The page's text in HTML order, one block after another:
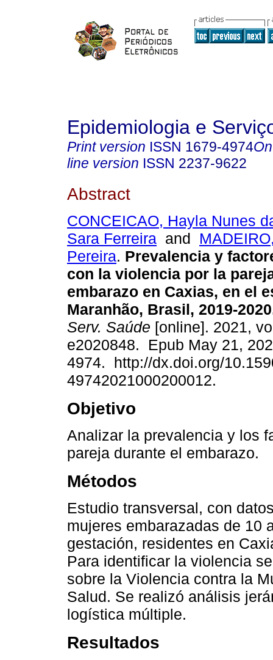
Epidemiologia e
Print version ISSN 1679-4974
line version ISSN 2237-9622
Abstract
CONCEICAO, Hayla Nunes
Sara Ferreira and
Pereira. Prevalencia y
con la violencia por la
embarazo en Caxias, en el
Maranhão, Brasil, 2019-
Serv. Saúde [online]. 2021,
e2020848. Epub May 21,
4974. http://dx.doi.org/
49742021000200012.
Objetivo
Analizar la prevalencia y los
pareja durante el embarazo.
Métodos
Estudio transversal, con
mujeres embarazadas de 10
gestación, residentes en
Para identificar la violencia
sobre la Violencia contra la
Salud. Se realizó análisis
logística múltiple.
Resultados